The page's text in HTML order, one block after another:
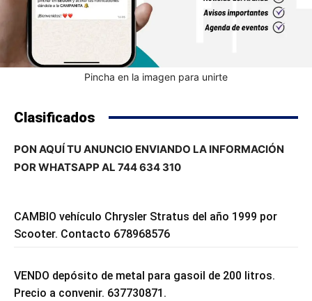
Pincha en la imagen para unirte
Clasificados
PON AQUÍ TU ANUNCIO ENVIANDO LA INFORMACIÓN
POR WHATSAPP AL 744 634 310
CAMBIO vehículo Chrysler Stratus del año 1999 por
Scooter. Contacto 678968576
VENDO depósito de metal para gasoil de 200 litros.
Precio a convenir. 637730871.